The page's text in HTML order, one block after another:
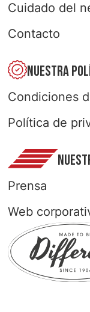
Cuidado del
Contacto
NUESTRA
Condiciones
Política de
Prensa
Web